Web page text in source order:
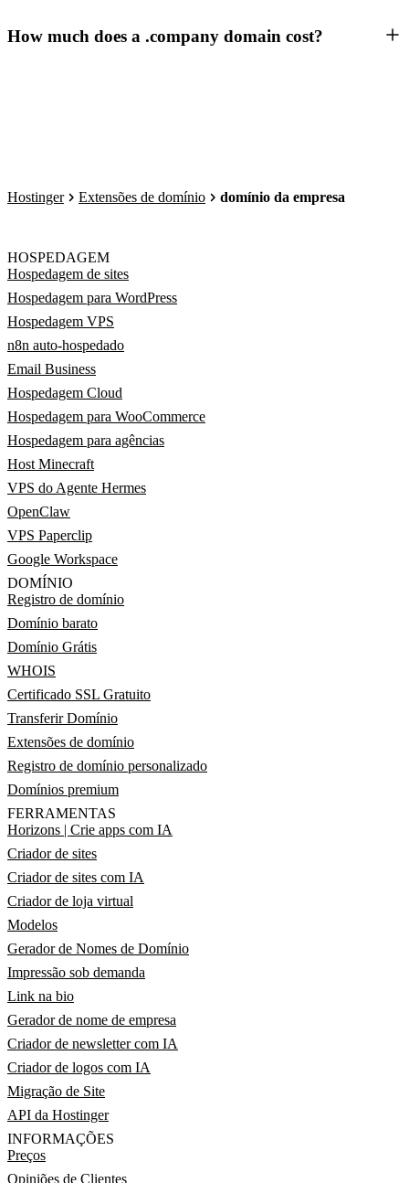
How much does a .company domain cost?
Hostinger Extensões de domínio domínio da empresa
HOSPEDAGEM
Hospedagem de sites
Hospedagem para WordPress
Hospedagem VPS
n8n auto-hospedado
Email Business
Hospedagem Cloud
Hospedagem para WooCommerce
Hospedagem para agências
Host Minecraft
VPS do Agente Hermes
OpenClaw
VPS Paperclip
Google Workspace
DOMÍNIO
Registro de domínio
Domínio barato
Domínio Grátis
WHOIS
Certificado SSL Gratuito
Transferir Domínio
Extensões de domínio
Registro de domínio personalizado
Domínios premium
FERRAMENTAS
Horizons | Crie apps com IA
Criador de sites
Criador de sites com IA
Criador de loja virtual
Modelos
Gerador de Nomes de Domínio
Impressão sob demanda
Link na bio
Gerador de nome de empresa
Criador de newsletter com IA
Criador de logos com IA
Migração de Site
API da Hostinger
INFORMAÇÕES
Preços
Opiniões de Clientes